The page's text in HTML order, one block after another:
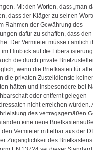
Mit den Worten, dass „man
dass der Kläger zu seinen
Rahmen der Gewährung des
dafür zu schaffen, dass den
Der Vermieter müsse nämlich
Hinblick auf die
die durch private
wenn die Briefkästen für
die privaten Zustelldienste
hätten und insbesondere bei
oder entfernt gelegen
nicht erreichen würden.
des vertragsgemäßen
eine neue
Vermieter mittelbar aus der
Zugänglichkeit des Briefkastens